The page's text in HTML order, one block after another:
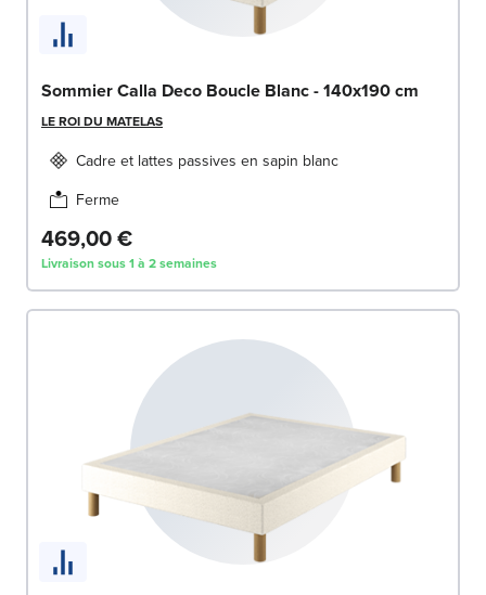
Sommier Calla Deco Boucle Blanc - 140x190 cm
LE ROI DU MATELAS
Cadre et lattes passives en sapin blanc
Ferme
469,00 €
Livraison sous 1 à 2 semaines